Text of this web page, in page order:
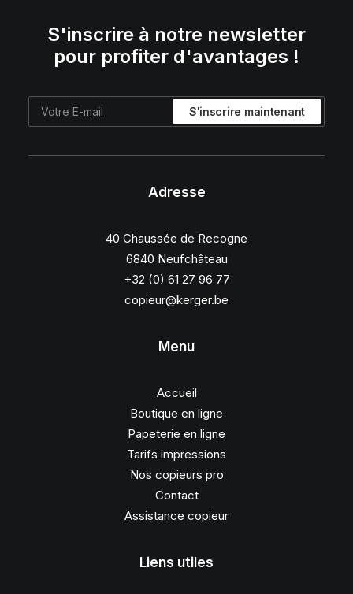
S'inscrire à notre newsletter
pour profiter d'avantages !
Adresse
40 Chaussée de Recogne
6840 Neufchâteau
+32 (0) 61 27 96 77
copieur@kerger.be
Menu
Accueil
Boutique en ligne
Papeterie en ligne
Tarifs impressions
Nos copieurs pro
Contact
Assistance copieur
Liens utiles